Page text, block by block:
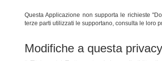
Questa Applicazione non supporta le richieste
terze parti utilizzati le supportano, consulta le loro
Modifiche a questa